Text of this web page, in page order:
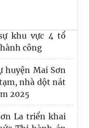
năm Ngày
khu vực 4 tổ
công
nhà dột nát
2025
La triển khai
Thi hành án